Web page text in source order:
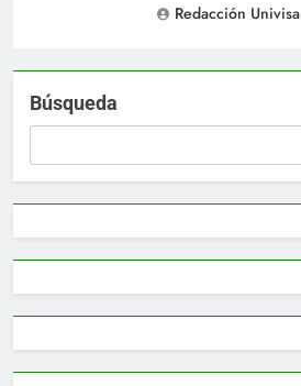
Redacción Univisa
Búsqueda